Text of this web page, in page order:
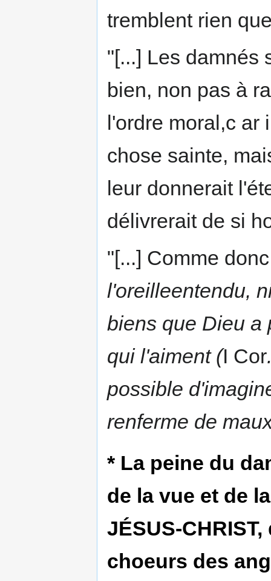
tremblent rien
"[...] Les damnés
bien, non pas à
l'ordre moral,c
chose sainte,
leur donnerait
délivrerait de si
"[...] Comme
l'oreilleentendu,
biens que Dieu a
qui l'aiment (I Cor
possible
renferme de
* La peine du
de la vue et de
JÉSUS-
choeurs des